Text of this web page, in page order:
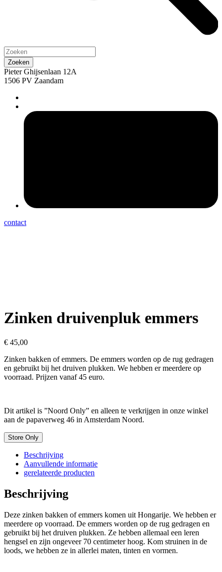
Pieter Ghijsenlaan 12A
1506 PV Zaandam
contact
Zinken druivenpluk emmers
€ 45,00
Zinken bakken of emmers. De emmers worden op de rug gedragen
en gebruikt bij het druiven plukken. We hebben er meerdere op
voorraad. Prijzen vanaf 45 euro.
Dit artikel is ”Noord Only” en alleen te verkrijgen in onze winkel
aan de papaverweg 46 in Amsterdam Noord.
Store Only
Beschrijving
Aanvullende informatie
gerelateerde producten
Beschrijving
Deze zinken bakken of emmers komen uit Hongarije. We hebben er
meerdere op voorraad. De emmers worden op de rug gedragen en
gebruikt bij het druiven plukken. Ze hebben allemaal een leren
hengsel en zijn ongeveer 70 centimeter hoog. Kom struinen in de
loods, we hebben ze in allerlei maten, tinten en vormen.